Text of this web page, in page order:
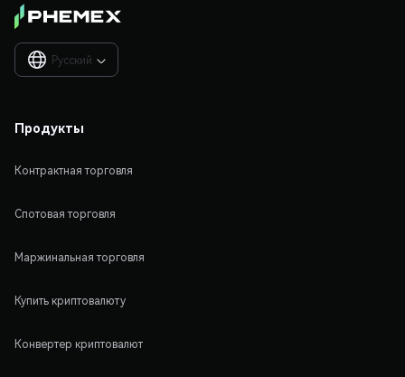
Русский 
Продукты
Контрактная торговля
Спотовая торговля
Маржинальная торговля
Купить криптовалюту
Конвертер криптовалют